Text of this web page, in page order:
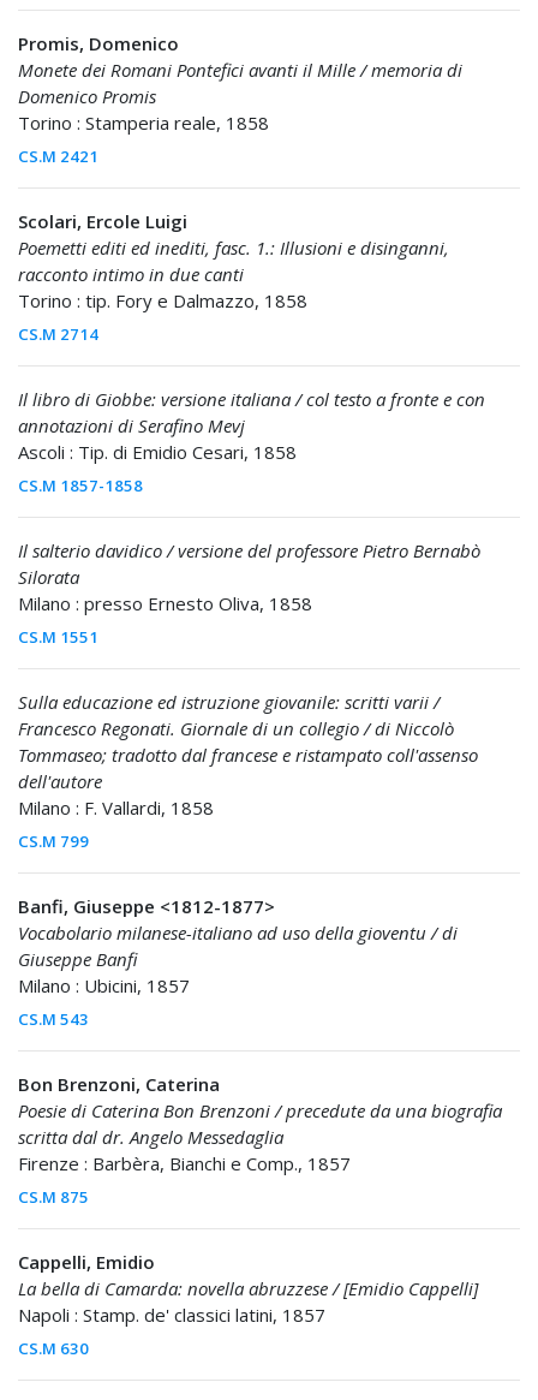
Promis, Domenico
Monete dei Romani Pontefici avanti il Mille / memoria di
Domenico Promis
Torino : Stamperia reale, 1858
CS.M 2421
Scolari, Ercole Luigi
Poemetti editi ed inediti, fasc. 1.: Illusioni e disinganni,
racconto intimo in due canti
Torino : tip. Fory e Dalmazzo, 1858
CS.M 2714
Il libro di Giobbe: versione italiana / col testo a fronte e con
annotazioni di Serafino Mevj
Ascoli : Tip. di Emidio Cesari, 1858
CS.M 1857-1858
Il salterio davidico / versione del professore Pietro Bernabò
Silorata
Milano : presso Ernesto Oliva, 1858
CS.M 1551
Sulla educazione ed istruzione giovanile: scritti varii /
Francesco Regonati. Giornale di un collegio / di Niccolò
Tommaseo; tradotto dal francese e ristampato coll'assenso
dell'autore
Milano : F. Vallardi, 1858
CS.M 799
Banfi, Giuseppe <1812-1877>
Vocabolario milanese-italiano ad uso della gioventu / di
Giuseppe Banfi
Milano : Ubicini, 1857
CS.M 543
Bon Brenzoni, Caterina
Poesie di Caterina Bon Brenzoni / precedute da una biografia
scritta dal dr. Angelo Messedaglia
Firenze : Barbèra, Bianchi e Comp., 1857
CS.M 875
Cappelli, Emidio
La bella di Camarda: novella abruzzese / [Emidio Cappelli]
Napoli : Stamp. de' classici latini, 1857
CS.M 630